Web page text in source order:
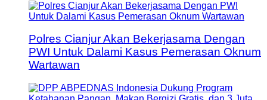
Polres Cianjur Akan Bekerjasama Dengan
PWI Untuk Dalami Kasus Pemerasan Oknum
Wartawan